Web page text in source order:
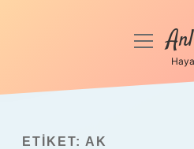
Anasayfa
menüyü
ETIKET: AK